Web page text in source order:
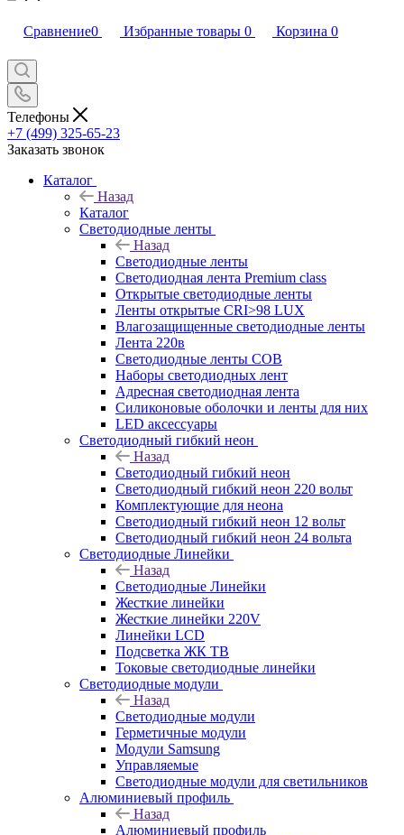
Сравнение0 Избранные товары 0 Корзина 0
Телефоны
+7 (499) 325-65-23
Заказать звонок
Каталог
Назад
Каталог
Светодиодные ленты
Назад
Светодиодные ленты
Светодиодная лента Premium class
Открытые светодиодные ленты
Ленты открытые CRI>98 LUX
Влагозащищенные светодиодные ленты
Лента 220в
Светодиодные ленты COB
Наборы светодиодных лент
Адресная светодиодная лента
Силиконовые оболочки и ленты для них
LED аксессуары
Светодиодный гибкий неон
Назад
Светодиодный гибкий неон
Светодиодный гибкий неон 220 вольт
Комплектующие для неона
Светодиодный гибкий неон 12 вольт
Светодиодный гибкий неон 24 вольта
Светодиодные Линейки
Назад
Светодиодные Линейки
Жесткие линейки
Жесткие линейки 220V
Линейки LCD
Подсветка ЖК ТВ
Токовые светодиодные линейки
Светодиодные модули
Назад
Светодиодные модули
Герметичные модули
Модули Samsung
Управляемые
Светодиодные модули для светильников
Алюминиевый профиль
Назад
Алюминиевый профиль